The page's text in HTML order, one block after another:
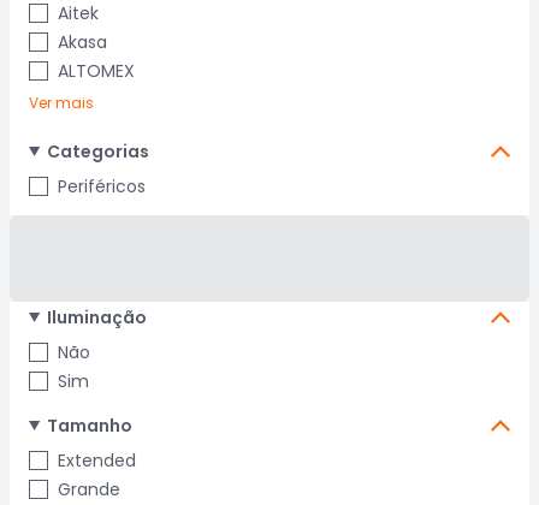
Aitek
Akasa
ALTOMEX
Ver mais
Categorias
Periféricos
Iluminação
Não
Sim
Tamanho
Extended
Grande